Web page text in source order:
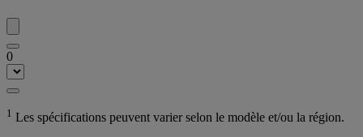
0
1 Les spécifications peuvent varier selon le modèle et/ou la région.